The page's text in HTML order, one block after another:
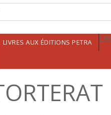
LIVRES AUX ÉDITIONS PETRA